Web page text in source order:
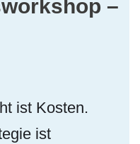
–
ist Kosten.
ist